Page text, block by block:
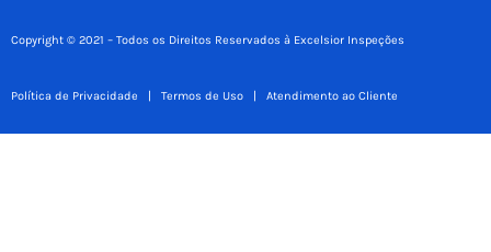
Copyright © 2021 – Todos os Direitos Reservados à Excelsior Inspeções
Política de Privacidade | Termos de Uso | Atendimento ao Cliente